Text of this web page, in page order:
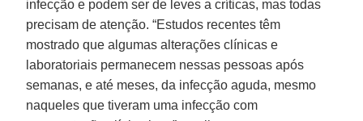
infecção e podem ser de leves a críticas, mas todas
precisam de atenção. “Estudos recentes têm
mostrado que algumas alterações clínicas e
laboratoriais permanecem nessas pessoas após
semanas, e até meses, da infecção aguda, mesmo
naqueles que tiveram uma infecção com